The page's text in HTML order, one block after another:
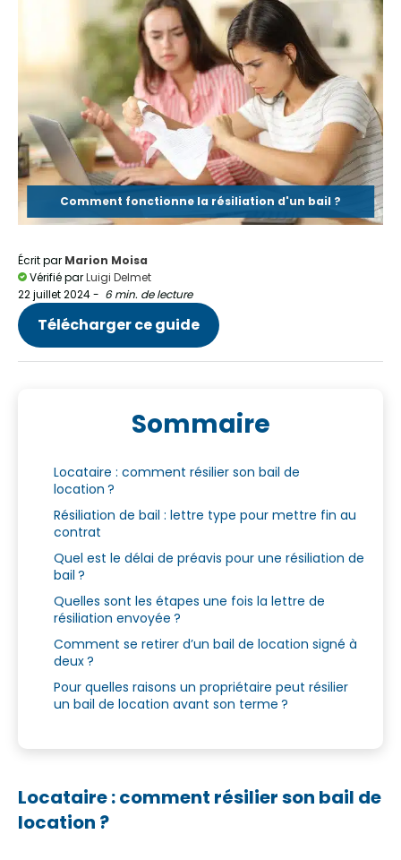
Comment fonctionne la résiliation d'un bail ?
Écrit par Marion Moisa
Vérifié parLuigi Delmet
22 juillet 2024- 6 min. de lecture
Télécharger ce guide
Sommaire
Locataire : comment résilier son bail de
location ?
Résiliation de bail : lettre type pour mettre fin au
contrat
Quel est le délai de préavis pour une résiliation de
bail ?
Quelles sont les étapes une fois la lettre de
résiliation envoyée ?
Comment se retirer d’un bail de location signé à
deux ?
Pour quelles raisons un propriétaire peut résilier
un bail de location avant son terme ?
Locataire : comment résilier son bail de
location ?